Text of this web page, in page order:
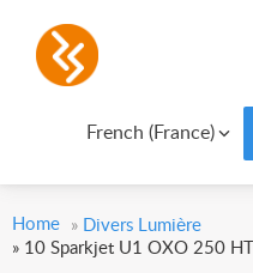
French (France)
Home » Divers Lumière
» 10 Sparkjet U1 OXO 250